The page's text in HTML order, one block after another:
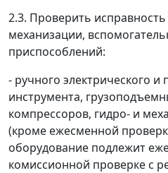
2.3. Проверить
механизации,
приспособлений:
- ручного электрического и
инструмента,
компрессоров, гидро- и
(кроме ежесменной
оборудование подлежит
комиссионной проверке с